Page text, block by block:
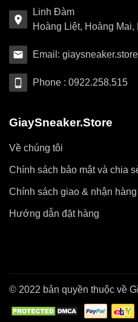
Linh Đàm
Hoàng Liệt, Hoàng Mai,
Email:
Phone : 0922.258.515
GiaySneaker.Store
Về chúng tôi
Chính sách bảo mật và chia
Chính sách giao & nhận hàng
Hướng dẫn đặt hàng
© 2022 bản quyền thuộc về